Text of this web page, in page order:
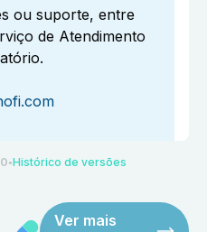
ou suporte, entre
de Atendimento
●Histórico de versões
Ver mais